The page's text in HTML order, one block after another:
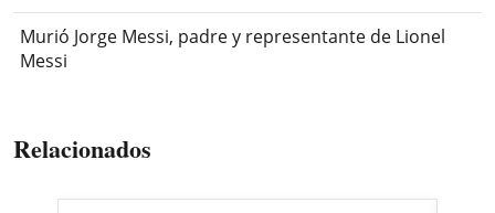
Murió Jorge Messi, padre y representante de Lionel
Messi
Relacionados